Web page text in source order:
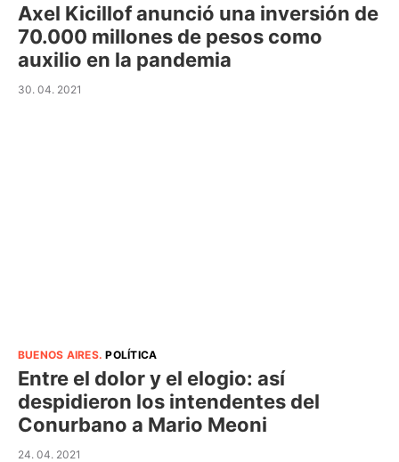
Axel Kicillof anunció una inversión de
70.000 millones de pesos como
auxilio en la pandemia
30. 04. 2021
BUENOS AIRES.POLÍTICA
Entre el dolor y el elogio: así
despidieron los intendentes del
Conurbano a Mario Meoni
24. 04. 2021